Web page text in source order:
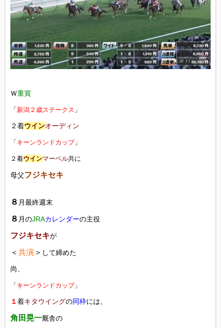
Ｗ重賞
「 新潟２歳ステークス 」
２着ウインオーディン
「 キーンランドカップ」
２着ウインマーベル共に
母父フジキセキ
８ 月最終週末
８ 月のJRAカレンダーの主役
フジキセキが
＜ 共演 ＞ して締めた
尚、
「 キーンランドカップ」
１着キタウイングの同枠には、
角田晃一厩舎の